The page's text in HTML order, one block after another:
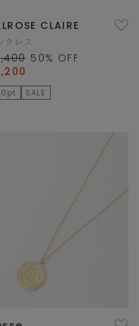
CLAIRE
クレス
50% OFF
SALE